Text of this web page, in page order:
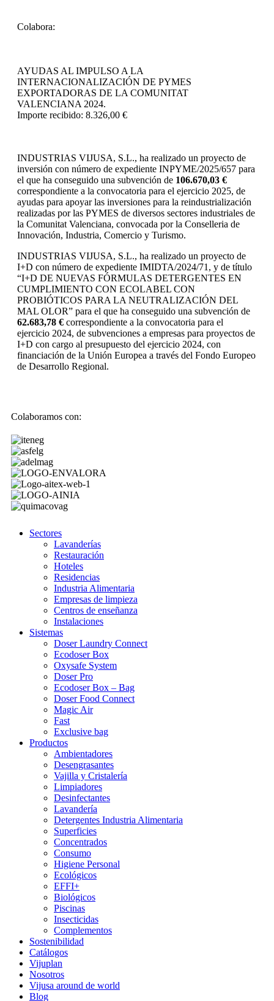
Colabora:
AYUDAS AL IMPULSO A LA
INTERNACIONALIZACIÓN DE PYMES
EXPORTADORAS DE LA COMUNITAT
VALENCIANA 2024.
Importe recibido: 8.326,00 €
INDUSTRIAS VIJUSA, S.L., ha realizado un proyecto de
inversión con número de expediente INPYME/2025/657 para
el que ha conseguido una subvención de 106.670,03 €
correspondiente a la convocatoria para el ejercicio 2025, de
ayudas para apoyar las inversiones para la reindustrialización
realizadas por las PYMES de diversos sectores industriales de
la Comunitat Valenciana, convocada por la Conselleria de
Innovación, Industria, Comercio y Turismo.
INDUSTRIAS VIJUSA, S.L., ha realizado un proyecto de
I+D con número de expediente IMIDTA/2024/71, y de título
“I+D DE NUEVAS FÓRMULAS DETERGENTES EN
CUMPLIMIENTO CON ECOLABEL CON
PROBIÓTICOS PARA LA NEUTRALIZACIÓN DEL
MAL OLOR” para el que ha conseguido una subvención de
62.683,78 € correspondiente a la convocatoria para el
ejercicio 2024, de subvenciones a empresas para proyectos de
I+D con cargo al presupuesto del ejercicio 2024, con
financiación de la Unión Europea a través del Fondo Europeo
de Desarrollo Regional.
Colaboramos con:
Sectores
Lavanderías
Restauración
Hoteles
Residencias
Industria Alimentaria
Empresas de limpieza
Centros de enseñanza
Instalaciones
Sistemas
Doser Laundry Connect​
Ecodoser Box
Oxysafe System
Doser Pro
Ecodoser Box – Bag
Doser Food Connect
Magic Air
Fast
Exclusive bag
Productos
Ambientadores
Desengrasantes
Vajilla y Cristalería
Limpiadores
Desinfectantes
Lavandería
Detergentes Industria Alimentaria
Superficies
Concentrados
Consumo
Higiene Personal
Ecológicos
EFFI+
Biológicos
Piscinas
Insecticidas
Complementos
Sostenibilidad
Catálogos
Vijuplan
Nosotros
Vijusa around de world
Blog